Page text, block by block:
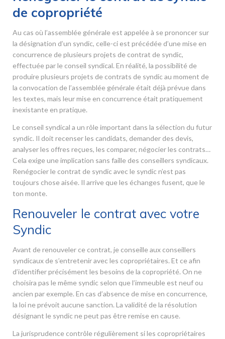
de copropriété
Au cas où l’assemblée générale est appelée à se prononcer sur
la désignation d’un syndic, celle-ci est précédée d’une mise en
concurrence de plusieurs projets de contrat de syndic,
effectuée par le conseil syndical. En réalité, la possibilité de
produire plusieurs projets de contrats de syndic au moment de
la convocation de l’assemblée générale était déjà prévue dans
les textes, mais leur mise en concurrence était pratiquement
inexistante en pratique.
Le conseil syndical a un rôle important dans la sélection du futur
syndic. Il doit recenser les candidats, demander des devis,
analyser les offres reçues, les comparer, négocier les contrats…
Cela exige une implication sans faille des conseillers syndicaux.
Renégocier le contrat de syndic avec le syndic n’est pas
toujours chose aisée. Il arrive que les échanges fusent, que le
ton monte.
Renouveler le contrat avec votre
Syndic
Avant de renouveler ce contrat, je conseille aux conseillers
syndicaux de s’entretenir avec les copropriétaires. Et ce afin
d’identifier précisément les besoins de la copropriété. On ne
choisira pas le même syndic selon que l’immeuble est neuf ou
ancien par exemple. En cas d’absence de mise en concurrence,
la loi ne prévoit aucune sanction. La validité de la résolution
désignant le syndic ne peut pas être remise en cause.
La jurisprudence contrôle régulièrement si les copropriétaires